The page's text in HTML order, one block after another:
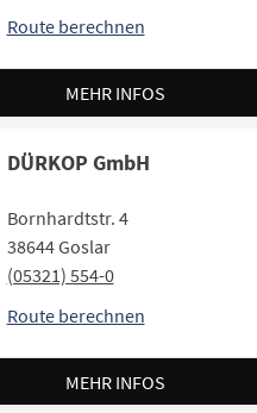
Route berechnen
MEHR INFOS
DÜRKOP GmbH
Bornhardtstr. 4
38644Goslar
(05321) 554-0
Route berechnen
MEHR INFOS